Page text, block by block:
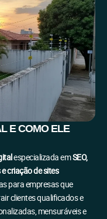
E COMO ELE
especializada emSEO,
criação de sites
para empresas que
clientes qualificados e
mensuráveis e